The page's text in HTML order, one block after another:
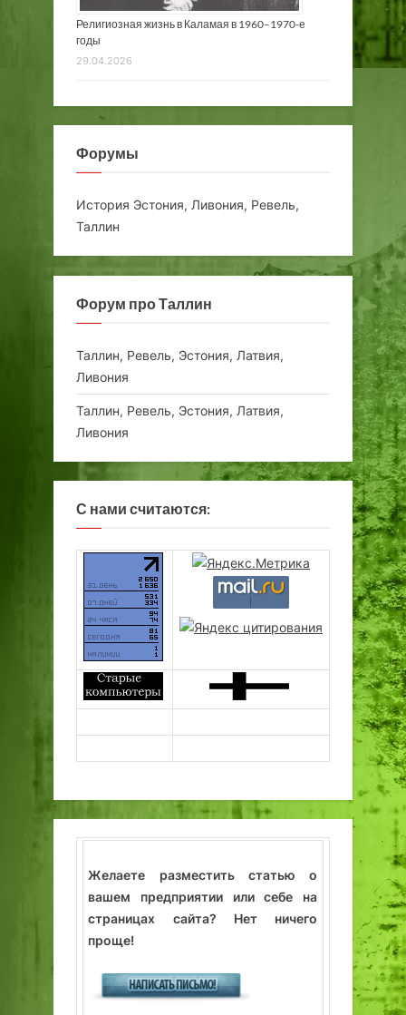
Религиозная жизнь в Каламая в 1960–1970-е
годы
29.04.2026
Форумы
История Эстония, Ливония, Ревель,
Таллин
Форум про Таллин
Таллин, Ревель, Эстония, Латвия,
Ливония
Таллин, Ревель, Эстония, Латвия,
Ливония
С нами считаются:
Желаете разместить статью о
вашем предприятии или себе на
страницах сайта? Нет ничего
проще!